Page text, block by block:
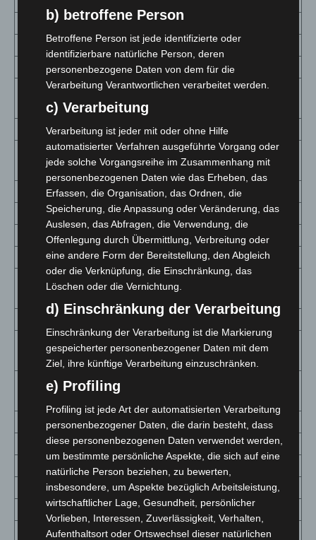
1694 (+20) 946,3
Cloppenburg
5171 (+42) 3 029,6 201
Cuxhaven
1654 835,2 78
Delmenhorst,
Stadt
Diepholz 3276 1 509,1
Emden,
Stadt
420 (+4) 841,5 22
Emsland 5058 (+105) 1 547,0 299
Friesland
758 (+4) 768,0 50
Gifhorn
2069 (+71) 1 172,1 296
Goslar
992 (+14) 727,8 69
2484 (+25) 1 811,0
Göttingen
Pyrmont
1641 (+64) 1 104,7 162
Hannover,
18847
Harburg 2907 (+48) 1 142,5 181
Heidekreis
1469 (+20) 1 044,3 118
Helmstedt
719 (+39) 787,5
Hildesheim
3641 (+74) 1 320,1 298
Holzminden
569 (+13) 807,6 42
1161 (+17) 679,9 49
b) betroffene Person
Betroffene Person ist jede identifizierte oder
identifizierbare natürliche Person, deren
personenbezogene Daten von dem für die
Verarbeitung Verantwortlichen verarbeitet werden.
c) Verarbeitung
Verarbeitung ist jeder mit oder ohne Hilfe
automatisierter Verfahren ausgeführte Vorgang oder
jede solche Vorgangsreihe im Zusammenhang mit
personenbezogenen Daten wie das Erheben, das
Erfassen, die Organisation, das Ordnen, die
Speicherung, die Anpassung oder Veränderung, das
Auslesen, das Abfragen, die Verwendung, die
Offenlegung durch Übermittlung, Verbreitung oder
eine andere Form der Bereitstellung, den Abgleich
oder die Verknüpfung, die Einschränkung, das
Löschen oder die Vernichtung.
d) Einschränkung der Verarbeitung
Einschränkung der Verarbeitung ist die Markierung
gespeicherter personenbezogener Daten mit dem
Ziel, ihre künftige Verarbeitung einzuschränken.
e) Profiling
Profiling ist jede Art der automatisierten Verarbeitung
personenbezogener Daten, die darin besteht, dass
diese personenbezogenen Daten verwendet werden,
um bestimmte persönliche Aspekte, die sich auf eine
natürliche Person beziehen, zu bewerten,
insbesondere, um Aspekte bezüglich Arbeitsleistung,
wirtschaftlicher Lage, Gesundheit, persönlicher
Vorlieben, Interessen, Zuverlässigkeit, Verhalten,
Aufenthaltsort oder Ortswechsel dieser natürlichen